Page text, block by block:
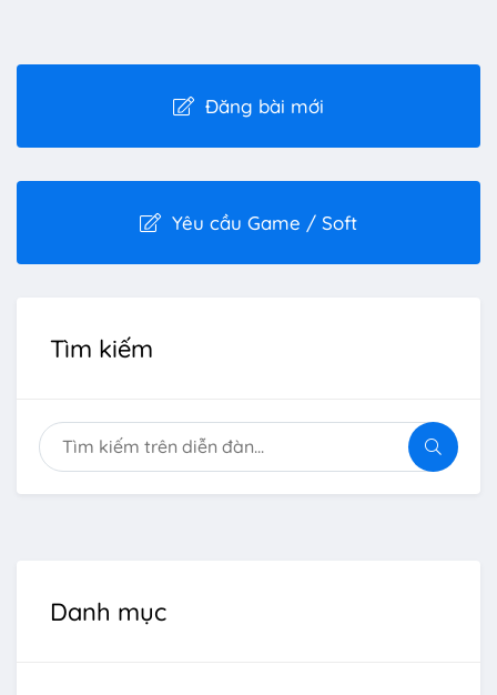
Đăng bài mới
Yêu cầu Game / Soft
Tìm kiếm
Danh mục